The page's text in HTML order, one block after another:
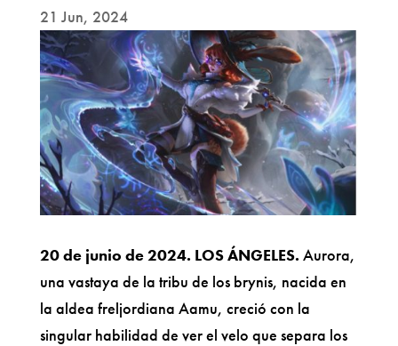
21 Jun, 2024
20 de junio de 2024. LOS ÁNGELES. Aurora,
una vastaya de la tribu de los brynis, nacida en
la aldea freljordiana Aamu, creció con la
singular habilidad de ver el velo que separa los